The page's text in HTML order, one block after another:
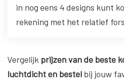
in nog eens 4 designs kunt
rekening met het relatief
Vergelijk prijzen van de beste
luchtdicht en bestel bij jouw